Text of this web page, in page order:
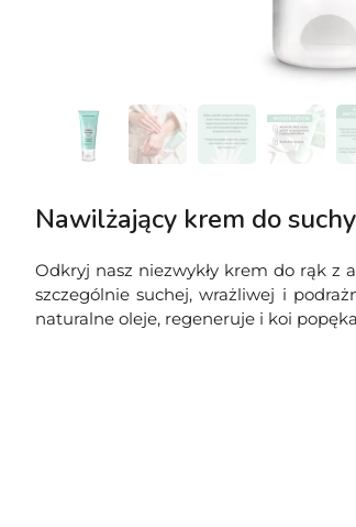
Nawilżający krem do
Odkryj nasz niezwykły krem do rąk z
szczególnie suchej, wrażliwej i
naturalne oleje, regeneruje i koi